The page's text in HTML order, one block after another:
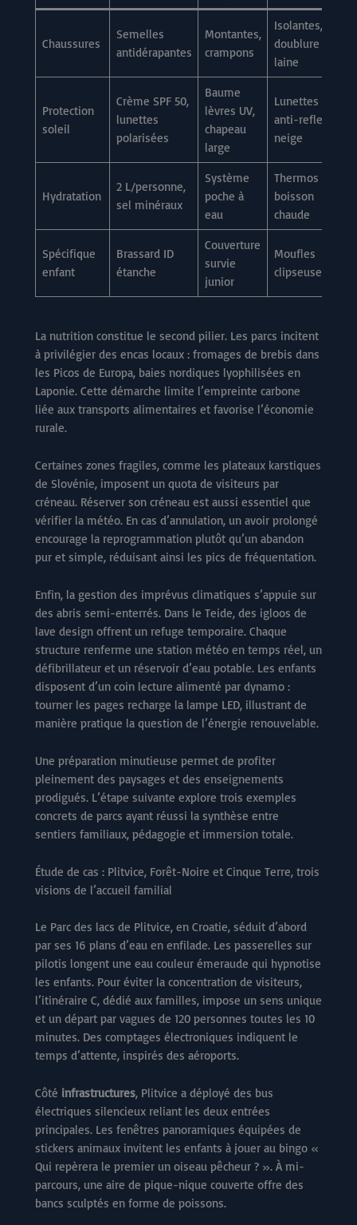
Chaussures
Semelles
antidérapantes
Montantes,
crampons
Isolantes,
doublure
laine
Protection
soleil
Crème SPF 50,
lunettes
polarisées
Baume
lèvres UV,
chapeau
large
Lunettes
anti-reflet
neige
Hydratation
2 L/personne,
sel minéraux
Système
poche à
eau
Thermos
boisson
chaude
Spécifique
enfant
Brassard ID
étanche
Couverture
survie
junior
Moufles
clipseuses
La nutrition constitue le second pilier. Les parcs incitent
à privilégier des encas locaux : fromages de brebis dans
les Picos de Europa, baies nordiques lyophilisées en
Laponie. Cette démarche limite l’empreinte carbone
liée aux transports alimentaires et favorise l’économie
rurale.
Certaines zones fragiles, comme les plateaux karstiques
de Slovénie, imposent un quota de visiteurs par
créneau. Réserver son créneau est aussi essentiel que
vérifier la météo. En cas d’annulation, un avoir prolongé
encourage la reprogrammation plutôt qu’un abandon
pur et simple, réduisant ainsi les pics de fréquentation.
Enfin, la gestion des imprévus climatiques s’appuie sur
des abris semi-enterrés. Dans le Teide, des igloos de
lave design offrent un refuge temporaire. Chaque
structure renferme une station météo en temps réel, un
défibrillateur et un réservoir d’eau potable. Les enfants
disposent d’un coin lecture alimenté par dynamo :
tourner les pages recharge la lampe LED, illustrant de
manière pratique la question de l’énergie renouvelable.
Une préparation minutieuse permet de profiter
pleinement des paysages et des enseignements
prodigués. L’étape suivante explore trois exemples
concrets de parcs ayant réussi la synthèse entre
sentiers familiaux, pédagogie et immersion totale.
Étude de cas : Plitvice, Forêt-Noire et Cinque Terre, trois
visions de l’accueil familial
Le Parc des lacs de Plitvice, en Croatie, séduit d’abord
par ses 16 plans d’eau en enfilade. Les passerelles sur
pilotis longent une eau couleur émeraude qui hypnotise
les enfants. Pour éviter la concentration de visiteurs,
l’itinéraire C, dédié aux familles, impose un sens unique
et un départ par vagues de 120 personnes toutes les 10
minutes. Des comptages électroniques indiquent le
temps d’attente, inspirés des aéroports.
Côté infrastructures, Plitvice a déployé des bus
électriques silencieux reliant les deux entrées
principales. Les fenêtres panoramiques équipées de
stickers animaux invitent les enfants à jouer au bingo «
Qui repèrera le premier un oiseau pêcheur ? ». À mi-
parcours, une aire de pique-nique couverte offre des
bancs sculptés en forme de poissons.